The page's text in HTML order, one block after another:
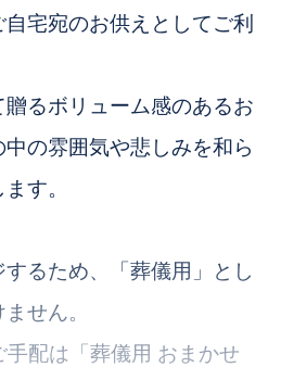
宅宛のお供えとしてご利
るボリューム感のあるお
の雰囲気や悲しみを和ら
す。
るため、「葬儀用」とし
せん。
配は「葬儀用 おまかせ